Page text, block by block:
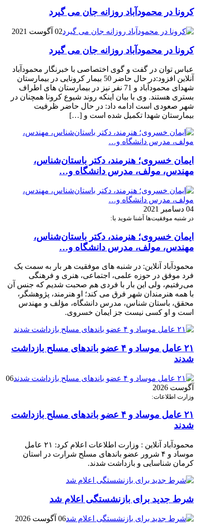
کرونا در محمودآباد روزانه جان می گیرد
02 آگوست 2021
کرونا در محمودآباد روزانه جان می گیرد
عباس توان در گفت و گوی اختصاصی با خبرنگار محمودآباد
آنلاین افزود:در حال حاضر 50 بیمار کرونایی در بیمارستان
شهدای محمودآباد و 71 نفر نیز در بیمارستان های اطراف
بستری هستند. وی با بیان اینکه روند شیوع کرونا همچنان در
شهر صعودی است ادامه داد: در حال حاضر ظرفیت
بیمارستان شهدا تکمیل شده است و […]
ایمان خسروی؛ هنرمند، دکتر باستان‌شناس،
مهندس، مولف، مدرس دانشگاه و…
04 دسامبر 2021
در شنبه موفقیت‌ها آشنا شوید با:
ایمان خسروی؛ هنرمند، دکتر باستان‌شناس،
مهندس، مولف، مدرس دانشگاه و…
محمودآباد آنلاین: در شنبه های موفقیت هر بار به سمت یک
فرد موفق در حوزه علمی، اجتماعی، هنری و فرهنگی
می‌رفتیم، ولی این بار با فردی هم صحبت شدیم که جنس آن
با همه هنرمندان شهر فرق می کند؛ او هنرمند، پژوهشگر،
محقق، باستان شناس، مدرس دانشگاه، مؤلف و مهندس
است و او کسی نیست جز ایمان خسروی.
۲۱ عامل موساد و ۴ عضو باند‌های مسلح بازداشت
شدند
06
آگوست 2026
وزارت اطلاعات:
۲۱ عامل موساد و ۴ عضو باند‌های مسلح بازداشت
شدند
محمودآباد آنلاین : وزارت اطلاعات اعلام کرد: ۲۱ عامل
موساد و ۴ شرور عضو باند‌های مسلح شرارت در استان
کرمان شناسایی و بازداشت شدند.
شرط جدید برای بازنشستگی اعلام شد
06 آگوست 2026